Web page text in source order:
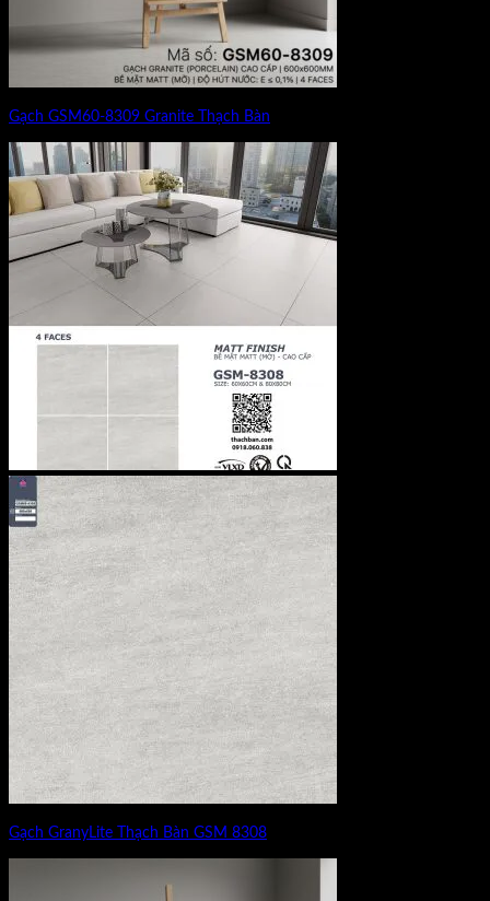
Gạch GSM60-8309 Granite Thạch Bàn
Gạch GranyLite Thạch Bàn GSM 8308